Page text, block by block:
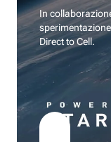
In
Direct to Cell.